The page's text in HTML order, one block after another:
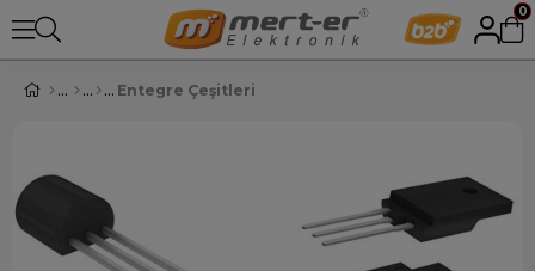
0
Entegre Çeşitleri